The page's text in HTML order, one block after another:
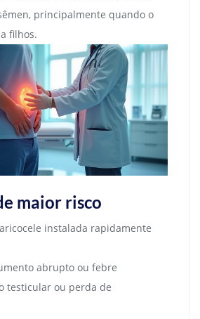
principalmente quando o
filhos.
maior risco
instalada rapidamente
abrupto ou febre
testicular ou perda de